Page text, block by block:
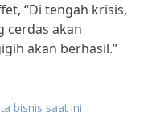
“Di tengah krisis,
cerdas akan
akan berhasil.”
bisnis saat ini